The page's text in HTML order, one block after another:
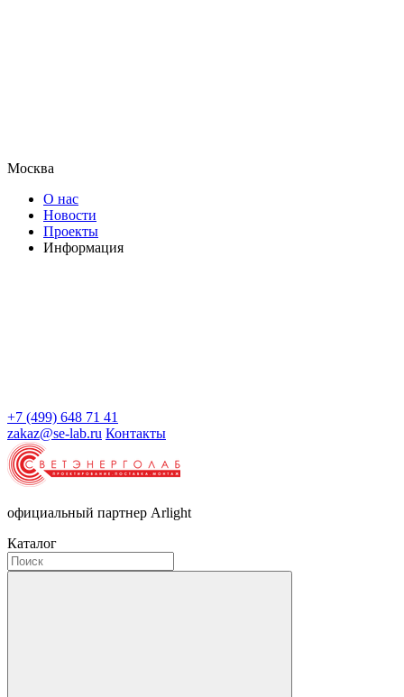
Москва
О нас
Новости
Проекты
Информация
+7 (499) 648 71 41
zakaz@se-lab.ru Контакты
официальный партнер Arlight
Каталог